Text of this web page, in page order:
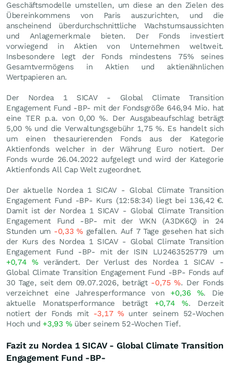
Geschäftsmodelle umstellen, um diese an den Zielen des
Übereinkommens von Paris auszurichten, und die
anscheinend überdurchschnittliche Wachstumsaussichten
und Anlagemerkmale bieten. Der Fonds investiert
vorwiegend in Aktien von Unternehmen weltweit.
Insbesondere legt der Fonds mindestens 75% seines
Gesamtvermögens in Aktien und aktienähnlichen
Wertpapieren an.
Der Nordea 1 SICAV - Global Climate Transition
Engagement Fund -BP- mit der Fondsgröße 646,94 Mio. hat
eine TER p.a. von 0,00 %. Der Ausgabeaufschlag beträgt
5,00 % und die Verwaltungsgebühr 1,75 %. Es handelt sich
um einen thesaurierenden Fonds aus der Kategorie
Aktienfonds welcher in der Währung Euro notiert. Der
Fonds wurde 26.04.2022 aufgelegt und wird der Kategorie
Aktienfonds All Cap Welt zugeordnet.
Der aktuelle Nordea 1 SICAV - Global Climate Transition
Engagement Fund -BP- Kurs (12:58:34) liegt bei 136,42 €.
Damit ist der Nordea 1 SICAV - Global Climate Transition
Engagement Fund -BP- mit der WKN (A3DK6Q) in 24
Stunden um -0,33%gefallen. Auf 7 Tage gesehen hat sich
der Kurs des Nordea 1 SICAV - Global Climate Transition
Engagement Fund -BP- mit der ISIN LU2463525779 um
+0,74 %verändert. Der Verlust des Nordea 1 SICAV -
Global Climate Transition Engagement Fund -BP- Fonds auf
30 Tage, seit dem 09.07.2026, beträgt -0,75%. Der Fonds
verzeichnet eine Jahresperformance von +0,36 %. Die
aktuelle Monatsperformance beträgt +0,74%. Derzeit
notiert der Fonds mit -3,17 %unter seinem 52-Wochen
Hoch und +3,93 %über seinem 52-Wochen Tief.
Fazit zu Nordea 1 SICAV - Global Climate Transition
Engagement Fund -BP-